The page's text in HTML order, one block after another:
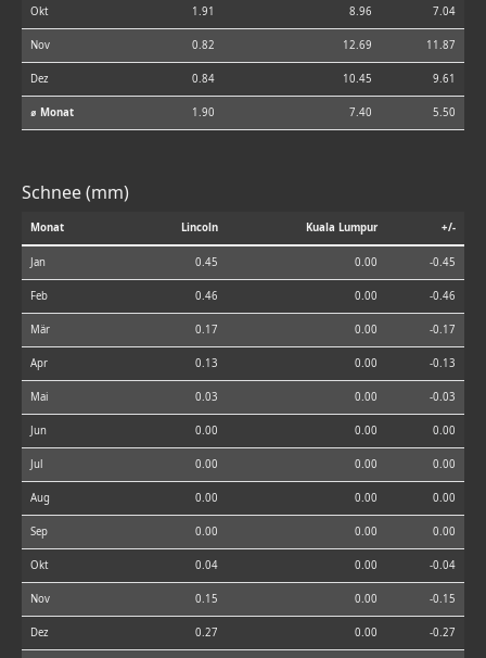
Okt 1.91 8.96 7.04
Nov 0.82 12.69 11.87
Dez 0.84 10.45 9.61
⌀ Monat 1.90 7.40 5.50
Schnee (mm)
Monat Lincoln Kuala Lumpur +/-
Jan 0.45 0.00 -0.45
Feb 0.46 0.00 -0.46
Mär 0.17 0.00 -0.17
Apr 0.13 0.00 -0.13
Mai 0.03 0.00 -0.03
Jun 0.00 0.00 0.00
Jul 0.00 0.00 0.00
Aug 0.00 0.00 0.00
Sep 0.00 0.00 0.00
Okt 0.04 0.00 -0.04
Nov 0.15 0.00 -0.15
Dez 0.27 0.00 -0.27